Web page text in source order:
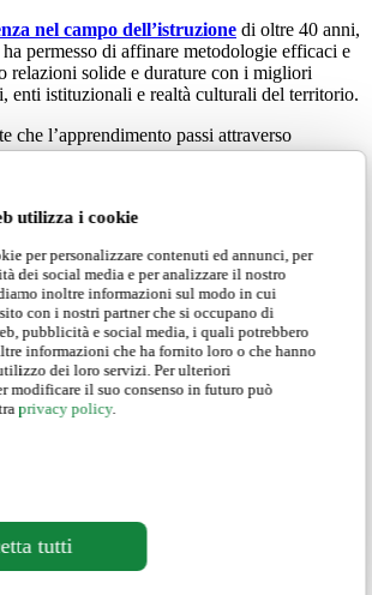
utilizza i cookie
per personalizzare contenuti ed annunci, per
dei social media e per analizzare il nostro
inoltre informazioni sul modo in cui
con i nostri partner che si occupano di
pubblicità e social media, i quali potrebbero
informazioni che ha fornito loro o che hanno
dei loro servizi. Per ulteriori
modificare il suo consenso in futuro può
privacy policy.
tutti
nel campo dell’istruzione di oltre 40 anni,
permesso di affinare metodologie efficaci e
relazioni solide e durature con i migliori
enti istituzionali e realtà culturali del territorio.
che l’apprendimento passi attraverso
sul campo.
stimola la voglia di imparare e alimenta
eguagliare.